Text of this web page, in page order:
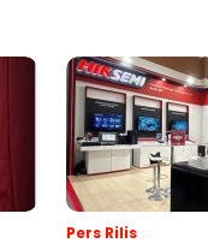
Pers Rilis